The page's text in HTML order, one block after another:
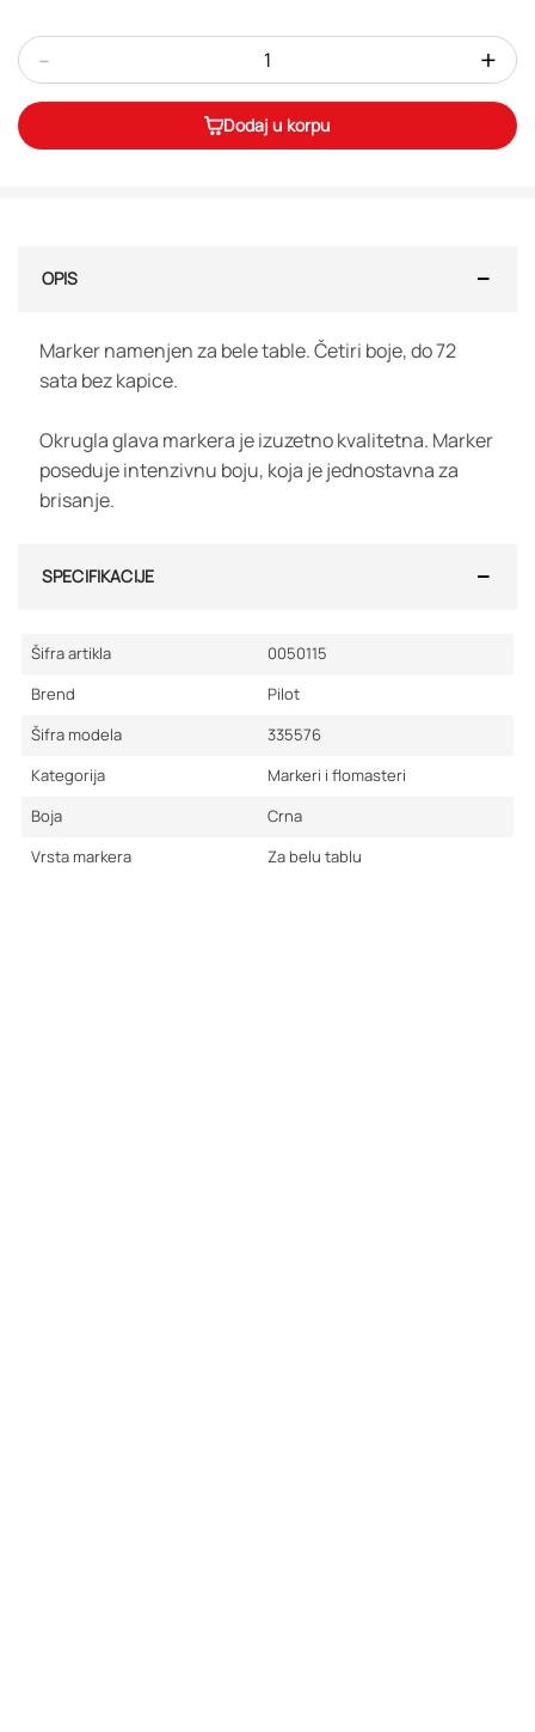
- +
Dodaj u korpu
OPIS
Marker namenjen za bele table. Četiri boje, do 72
sata bez kapice.
Okrugla glava markera je izuzetno kvalitetna. Marker
poseduje intenzivnu boju, koja je jednostavna za
brisanje.
SPECIFIKACIJE
Šifra artikla
0050115
Brend
Pilot
Šifra modela
335576
Kategorija
Markeri i flomasteri
Boja
Crna
Vrsta markera
Za belu tablu